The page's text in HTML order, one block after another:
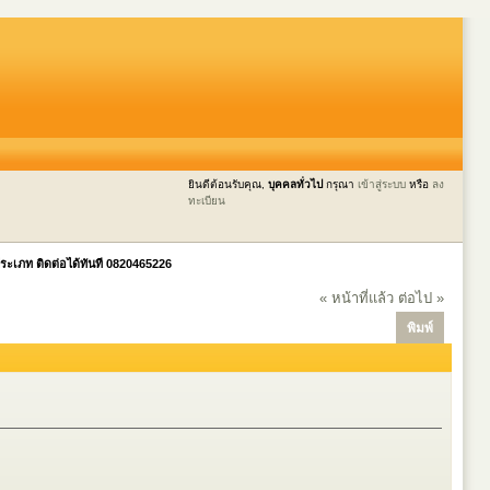
ยินดีต้อนรับคุณ, บุคคลทั่วไป กรุณา เข้าสู่ระบบ หรือ ลง
ทะเบียน
ะเภท ติดต่อได้ทันที 0820465226
« หน้าที่แล้ว ต่อไป »
พิมพ์